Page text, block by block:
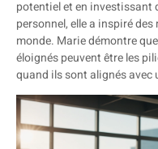
potentiel et en investissant
personnel, elle a inspiré
monde. Marie démontre
éloignés peuvent être les
quand ils sont alignés avec